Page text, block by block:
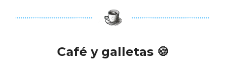
Café y galletas 🍪